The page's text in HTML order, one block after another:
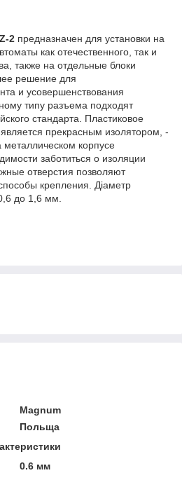
2 предназначен для установки на
как отечественного, так и
также на отдельные блоки
решение для
и усовершенствования
типу разъема подходят
стандарта. Пластиковое
прекрасным изолятором, -
корпусе
заботиться о изоляции
отверстия позволяют
крепления. Діаметр
до 1,6 мм.
Magnum
Польща
0.6 мм